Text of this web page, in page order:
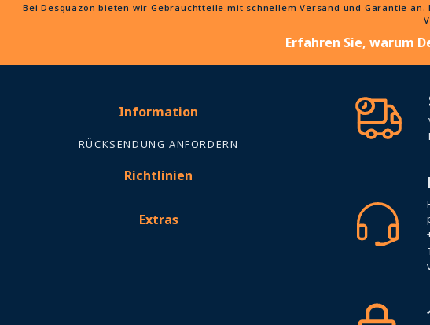
Bei Desguazon bieten wir Gebrauchtteile mit schnellem Versand und Garantie
Erfahren Sie, warum
Information
RÜCKSENDUNG ANFORDERN
Richtlinien
Extras